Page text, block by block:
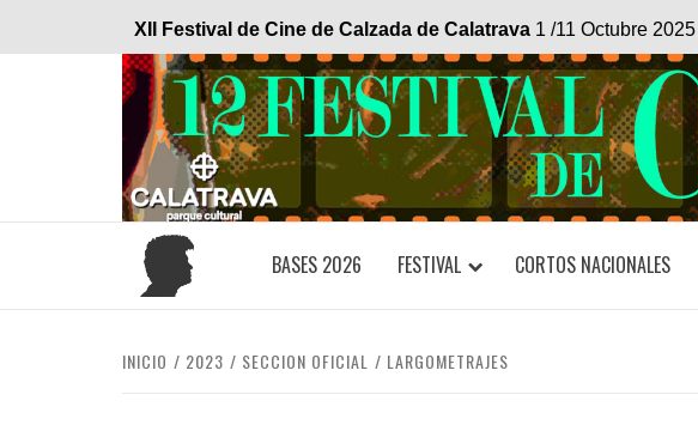
XII Festival de Cine de Calzada de Calatrava 1 /11 Octubre 2025
BASES 2026 FESTIVAL CORTOS NACIONALES
INICIO 2023 SECCION OFICIAL LARGOMETRAJES